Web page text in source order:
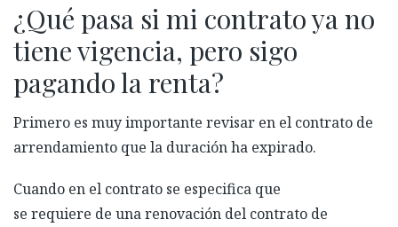
¿Qué pasa si mi contrato ya no
tiene vigencia, pero sigo
pagando la renta?
Primero es muy importante revisar en el contrato de
arrendamiento que la duración ha expirado.
Cuando en el contrato se especifica que
se requiere de una renovación del contrato de